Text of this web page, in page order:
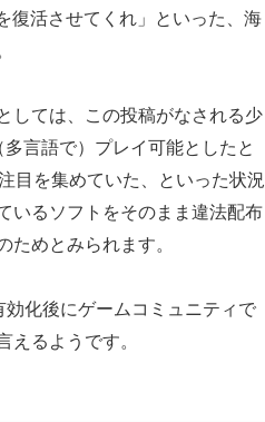
活させてくれ」といった、 海
しては、この投稿がなされる少
言語で）プレイ可能としたと
目を集めていた、といった状況
いるソフトをそのまま違法配布
めとみられます。
化後にゲームコミュニティで
るようです。